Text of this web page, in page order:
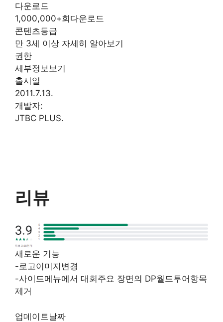
다운로드
1,000,000+회다운로드
콘텐츠등급
만 3세 이상 자세히 알아보기
권한
세부정보보기
출시일
2011.7.13.
개발자:
JTBC PLUS.
리뷰
새로운 기능
-로고이미지변경
-사이드메뉴에서 대회주요 장면의 DP월드투어항목
제거
업데이트날짜